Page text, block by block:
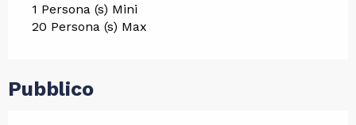
1 Persona (s) Mini
20 Persona (s) Max
Pubblico